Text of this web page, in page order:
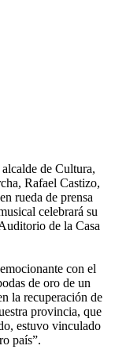
de Cultura,
Rafael Castizo,
rueda de prensa
celebrará su
de la Casa
con el
de oro de un
la recuperación de
provincia, que
estuvo vinculado
país”.